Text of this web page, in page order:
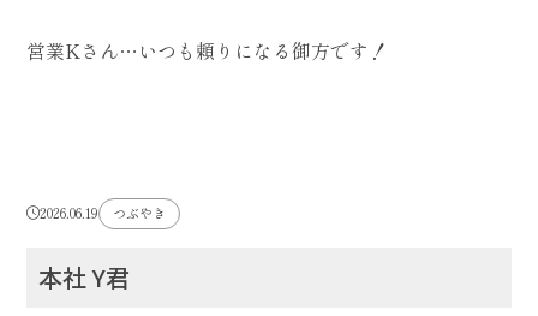
営業Kさん…いつも頼りになる御方です！
2026.06.19 つぶやき
本社 Y君